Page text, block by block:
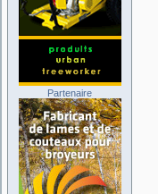
Partenaire